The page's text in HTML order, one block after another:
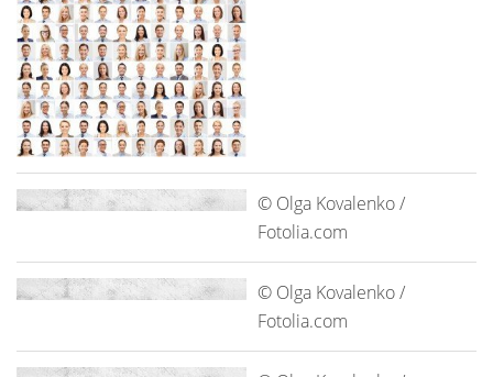
© Olga Kovalenko /
Fotolia.com
© Olga Kovalenko /
Fotolia.com